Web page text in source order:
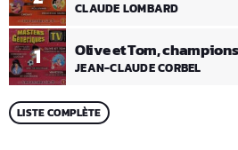
1 Olive et Tom,
JEAN-CLAUDE CORBEL
CLAUDE LOMBARD
LISTE COMPLÈTE